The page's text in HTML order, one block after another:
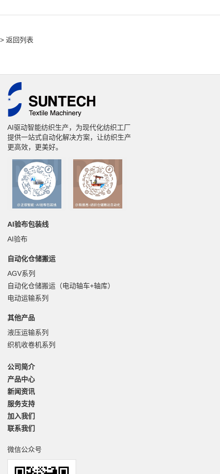
> 返回列表
AI驱动智能纺织生产，为现代化纺织工厂
提供一站式自动化解决方案，让纺织生产
更高效，更美好。
AI验布包装线
AI验布
自动化仓储搬运
AGV系列
自动化仓储搬运（电动轴车+轴库）
电动运输系列
其他产品
液压运输系列
织机收卷机系列
公司简介
产品中心
新闻资讯
服务支持
加入我们
联系我们
微信公众号